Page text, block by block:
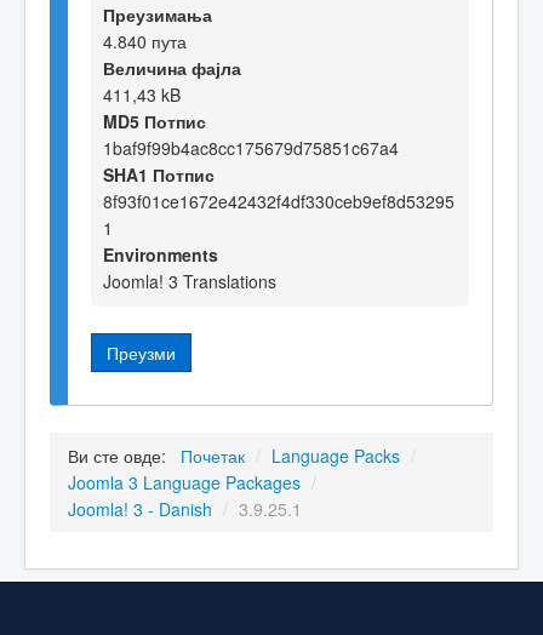
Преузимања
4.840 пута
Величина фајла
411,43 kB
MD5 Потпис
1baf9f99b4ac8cc175679d75851c67a4
SHA1 Потпис
8f93f01ce1672e42432f4df330ceb9ef8d53295
1
Environments
Joomla! 3 Translations
Преузми
Ви сте овде: Почетак / Language Packs /
Joomla 3 Language Packages /
Joomla! 3 - Danish / 3.9.25.1